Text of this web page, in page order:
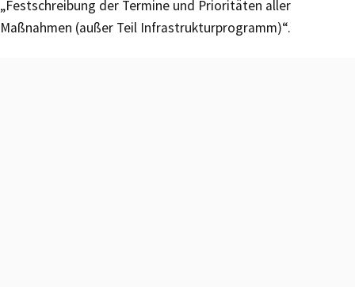
„Festschreibung der Termine und Prioritäten aller
Maßnahmen (außer Teil Infrastrukturprogramm)“.